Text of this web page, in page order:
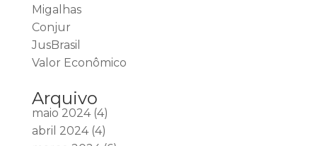
Migalhas
Conjur
JusBrasil
Valor Econômico
Arquivo
maio 2024(4)
abril 2024(4)